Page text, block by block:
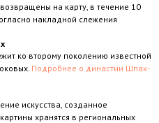
на карту, в течение 10
накладной слежения
ко второму поколению известной
Подробнее о династии Шпак-
искусства, созданное
хранятся в региональных